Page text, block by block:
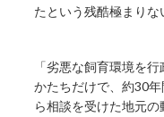
たという残酷極まりな
「劣悪な飼育環境を
かたちだけで、約30
ら相談を受けた地元